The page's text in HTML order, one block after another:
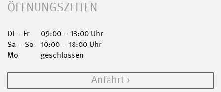
ÖFFNUNGSZEITEN
Di – Fr
09:00 – 18:00 Uhr
Sa – So
10:00 – 18:00 Uhr
Mo
geschlossen
Anfahrt